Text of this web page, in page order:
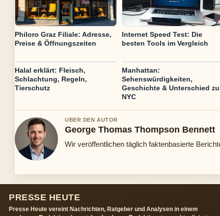
Philoro Graz Filiale: Adresse,
Preise & Öffnungszeiten
Internet Speed Test: Die
besten Tools im Vergleich
Halal erklärt: Fleisch,
Schlachtung, Regeln,
Tierschutz
Manhattan:
Sehenswürdigkeiten,
Geschichte & Unterschied zu
NYC
UBER DEN AUTOR
George Thomas Thompson Bennett
Wir veröffentlichen täglich faktenbasierte
PRESSE HEUTE
Presse Heute vereint Nachrichten, Ratgeber und Analysen in einem